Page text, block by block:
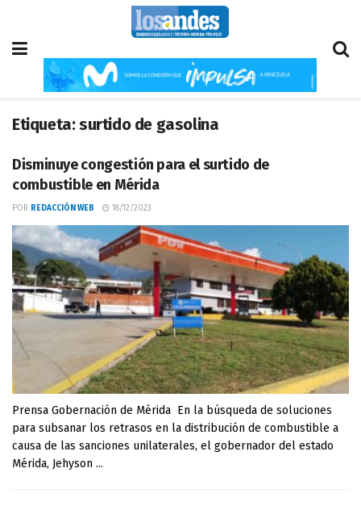
Etiqueta:surtido de gasolina
Disminuye congestión para el surtido de
combustible en Mérida
POR REDACCIÓN WEB 18/12/2023
Prensa Gobernación de Mérida En la búsqueda de soluciones
para subsanar los retrasos en la distribución de combustible a
causa de las sanciones unilaterales, el gobernador del estado
Mérida, Jehyson ...